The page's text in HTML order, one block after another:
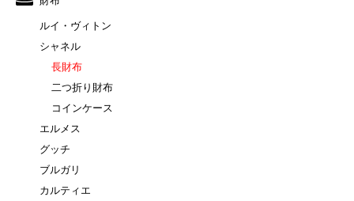
ルイ・ヴィトン
シャネル
長財布
二つ折り財布
コインケース
エルメス
グッチ
ブルガリ
カルティエ